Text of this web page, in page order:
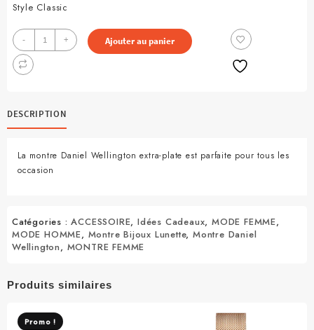
Style Classic
-
quantité
de
Montre
Premium
dakar
+ Ajouter au panier
DESCRIPTION
La montre Daniel Wellington extra-plate est parfaite pour tous les
occasion
Catégories :ACCESSOIRE,Idées Cadeaux,MODE FEMME,
MODE HOMME, Montre Bijoux Lunette,Montre Daniel
Wellington, MONTRE FEMME
Produits similaires
Promo !